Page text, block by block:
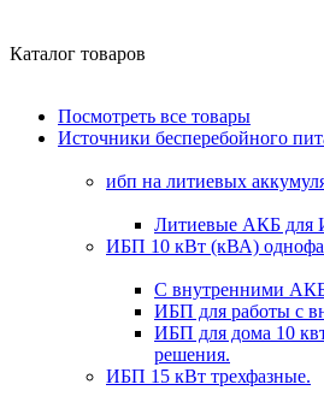
Каталог товаров
Посмотреть все товары
Источники бесперебойного
ибп на литиевых
Литиевые АКБ для
ИБП 10 кВт (кВА)
С внутренними
ИБП для работы с
ИБП для дома 10
решения.
ИБП 15 кВт трехфазные.